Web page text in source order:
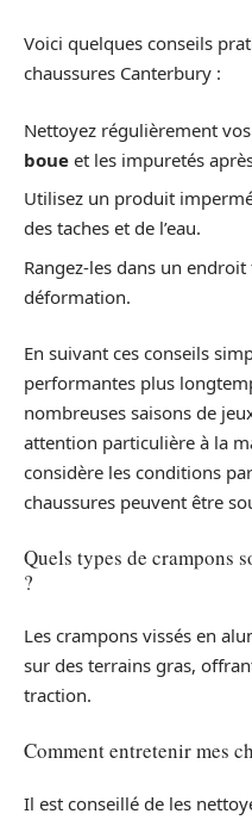
Voici quelques conseils
chaussures Canterbury :
Nettoyez régulièrement
boue et les impuretés
Utilisez un produit
des taches et de l’eau.
Rangez-les dans un
déformation.
En suivant ces conseils
performantes plus
nombreuses saisons de
attention particulière à la
considère les conditions
chaussures peuvent être
Quels types de crampons
?
Les crampons vissés en
sur des terrains gras,
traction.
Comment entretenir mes
Il est conseillé de les